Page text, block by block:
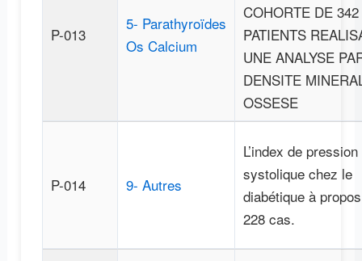
P-013
5- Parathyroïdes
Os Calcium
COHORTE DE 342
PATIENTS
UNE ANALYSE
DENSITE
OSSESE
P-014 9- Autres
L’index de pression
systolique chez le
diabétique à
228 cas.